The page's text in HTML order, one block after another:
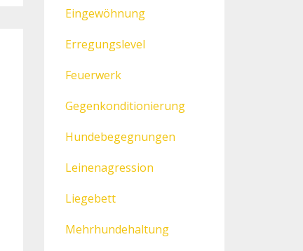
Eingewöhnung
Erregungslevel
Feuerwerk
Gegenkonditionierung
Hundebegegnungen
Leinenagression
Liegebett
Mehrhundehaltung